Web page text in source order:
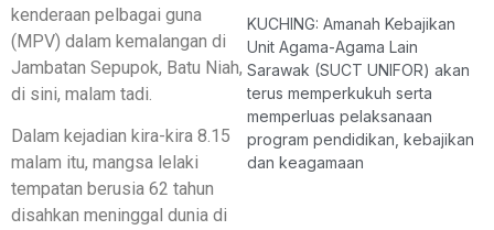
kenderaan pelbagai guna
(MPV) dalam kemalangan di
Jambatan Sepupok, Batu Niah,
di sini, malam tadi.
Dalam kejadian kira-kira 8.15
malam itu, mangsa lelaki
tempatan berusia 62 tahun
disahkan meninggal dunia di
KUCHING: Amanah Kebajikan
Unit Agama-Agama Lain
Sarawak (SUCT UNIFOR) akan
terus memperkukuh serta
memperluas pelaksanaan
program pendidikan, kebajikan
dan keagamaan